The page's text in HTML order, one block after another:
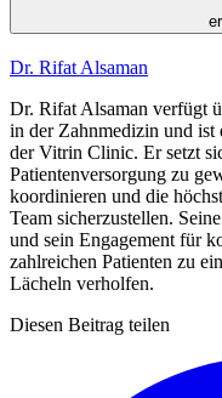
Dr. Rifat Alsaman
Dr. Rifat Alsaman verfügt
in der Zahnmedizin und ist
der Vitrin Clinic. Er setzt
Patientenversorgung zu
koordinieren und die
Team sicherzustellen.
und sein Engagement für
zahlreichen Patienten zu
Lächeln verholfen.
Diesen Beitrag teilen